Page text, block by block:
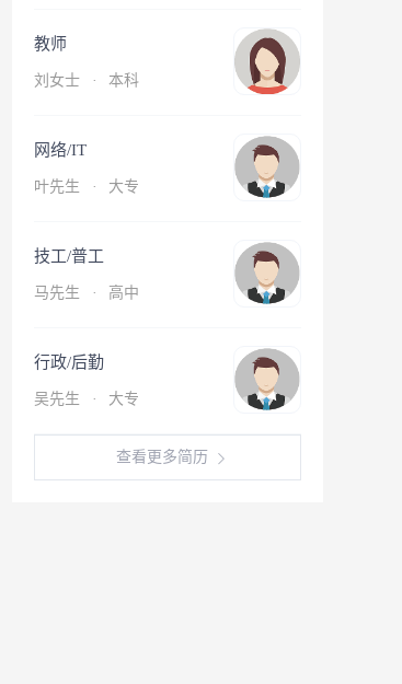
教师
刘女士 · 本科
网络/IT
叶先生 · 大专
技工/普工
马先生 · 高中
行政/后勤
吴先生 · 大专
查看更多简历